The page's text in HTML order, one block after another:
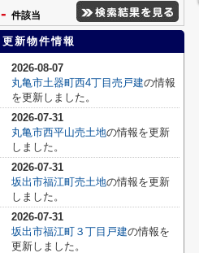
- 件該当
更新物件情報
2026-08-07
丸亀市土器町西4丁目売戸建の情報
を更新しました。
2026-07-31
丸亀市西平山売土地の情報を更新
しました。
2026-07-31
坂出市福江町売土地の情報を更新
しました。
2026-07-31
坂出市福江町３丁目戸建の情報を
更新しました。